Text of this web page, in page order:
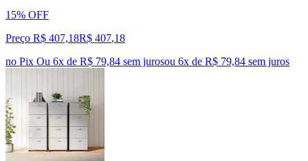
15% OFF
Preço R$ 407,18R$ 407,18
no Pix Ou 6x de R$ 79,84 sem jurosou 6x de R$ 79,84 sem juros